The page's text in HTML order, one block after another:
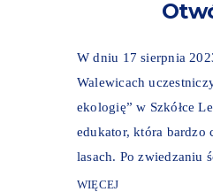
W dniu 17 sierpnia
Walewicach
ekologię” w Szkółce
edukator, która bardzo
lasach. Po zwiedzaniu
WIĘCEJ